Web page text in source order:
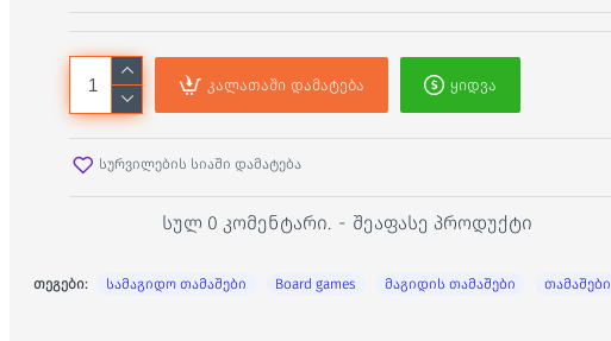
სულ 0 კომენტარი. - შეაფასე პროდუქტი
კალათაში დამატება ყიდვა
სურვილების სიაში დამატება
თეგები: სამაგიდო თამაშები Board games მაგიდის თამაშები თამაშები